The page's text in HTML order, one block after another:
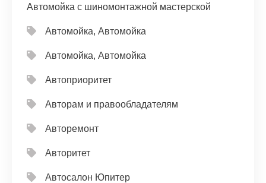
Автомойка с шиномонтажной мастерской
Автомойка, Автомойка
Автомойка, Автомойка
Автоприоритет
Авторам и правообладателям
Авторемонт
Авторитет
Автосалон Юпитер